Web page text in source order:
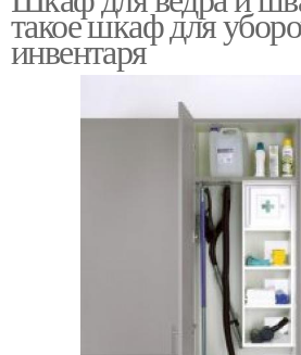
такое шкаф для
инвентаря